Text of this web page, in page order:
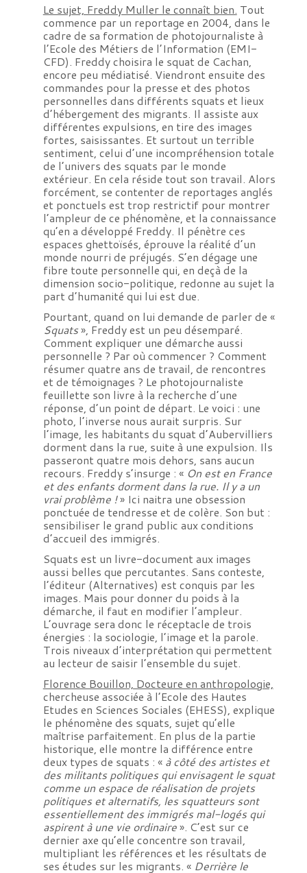
Le sujet, Freddy Muller le connaît bien. Tout
commence par un reportage en 2004, dans le
cadre de sa formation de photojournaliste à
l’Ecole des Métiers de l’Information (EMI-
CFD). Freddy choisira le squat de Cachan,
encore peu médiatisé. Viendront ensuite des
commandes pour la presse et des photos
personnelles dans différents squats et lieux
d’hébergement des migrants. Il assiste aux
différentes expulsions, en tire des images
fortes, saisissantes. Et surtout un terrible
sentiment, celui d’une incompréhension totale
de l’univers des squats par le monde
extérieur. En cela réside tout son travail. Alors
forcément, se contenter de reportages anglés
et ponctuels est trop restrictif pour montrer
l’ampleur de ce phénomène, et la connaissance
qu’en a développé Freddy. Il pénètre ces
espaces ghettoïsés, éprouve la réalité d’un
monde nourri de préjugés. S’en dégage une
fibre toute personnelle qui, en deçà de la
dimension socio-politique, redonne au sujet la
part d’humanité qui lui est due.
Pourtant, quand on lui demande de parler de «
Squats», Freddy est un peu désemparé.
Comment expliquer une démarche aussi
personnelle ? Par où commencer ? Comment
résumer quatre ans de travail, de rencontres
et de témoignages ? Le photojournaliste
feuillette son livre à la recherche d’une
réponse, d’un point de départ. Le voici : une
photo, l’inverse nous aurait surpris. Sur
l’image, les habitants du squat d’Aubervilliers
dorment dans la rue, suite à une expulsion. Ils
passeront quatre mois dehors, sans aucun
recours. Freddy s’insurge : « On est en France
et des enfants dorment dans la rue. Il y a un
vrai problème !» Ici naitra une obsession
ponctuée de tendresse et de colère. Son but :
sensibiliser le grand public aux conditions
d’accueil des immigrés.
Squats est un livre-document aux images
aussi belles que percutantes. Sans conteste,
l’éditeur (Alternatives) est conquis par les
images. Mais pour donner du poids à la
démarche, il faut en modifier l’ampleur.
L’ouvrage sera donc le réceptacle de trois
énergies : la sociologie, l’image et la parole.
Trois niveaux d’interprétation qui permettent
au lecteur de saisir l’ensemble du sujet.
Florence Bouillon, Docteure en anthropologie,
chercheuse associée à l’Ecole des Hautes
Etudes en Sciences Sociales (EHESS), explique
le phénomène des squats, sujet qu’elle
maîtrise parfaitement. En plus de la partie
historique, elle montre la différence entre
deux types de squats : « à côté des artistes et
des militants politiques qui envisagent le squat
comme un espace de réalisation de projets
politiques et alternatifs, les squatteurs sont
essentiellement des immigrés mal-logés qui
aspirent à une vie ordinaire». C’est sur ce
dernier axe qu’elle concentre son travail,
multipliant les références et les résultats de
ses études sur les migrants. « Derrière le